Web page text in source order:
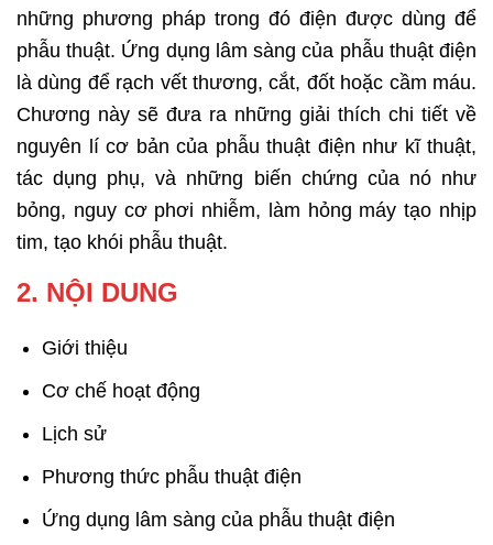
những phương pháp trong đó điện được dùng để
phẫu thuật. Ứng dụng lâm sàng của phẫu thuật điện
là dùng để rạch vết thương, cắt, đốt hoặc cầm máu.
Chương này sẽ đưa ra những giải thích chi tiết về
nguyên lí cơ bản của phẫu thuật điện như kĩ thuật,
tác dụng phụ, và những biến chứng của nó như
bỏng, nguy cơ phơi nhiễm, làm hỏng máy tạo nhịp
tim, tạo khói phẫu thuật.
2. NỘI DUNG
Giới thiệu
Cơ chế hoạt động
Lịch sử
Phương thức phẫu thuật điện
Ứng dụng lâm sàng của phẫu thuật điện